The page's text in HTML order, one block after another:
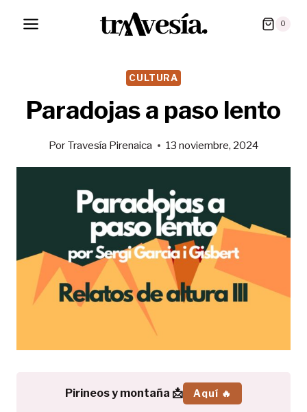
0
CULTURA
Paradojas a paso lento
Por Travesía Pirenaica 13 noviembre, 2024
Pirineos y montaña 📩 Aquí 🔥